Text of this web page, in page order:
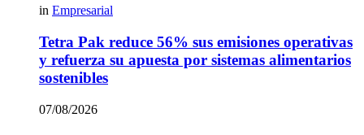
in Empresarial
Tetra Pak reduce 56% sus emisiones operativas
y refuerza su apuesta por sistemas alimentarios
sostenibles
07/08/2026